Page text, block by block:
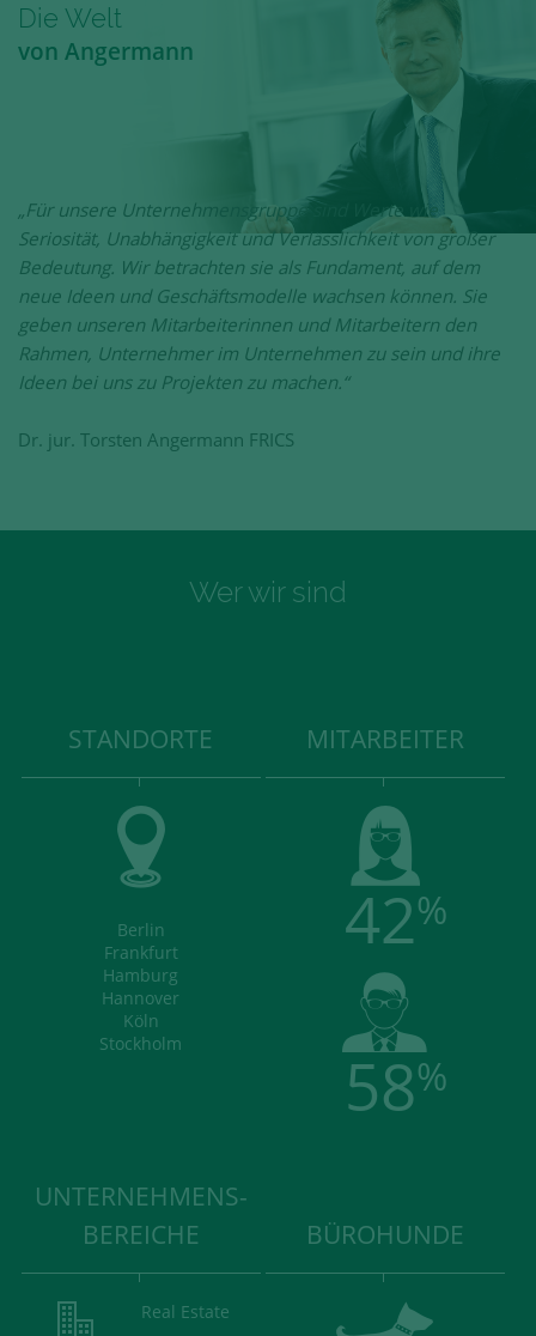
Die Welt
von Angermann
„Für unsere Unternehmensgruppe sind Werte wie
Seriosität, Unabhängigkeit und Verlässlichkeit von großer
Bedeutung. Wir betrachten sie als Fundament, auf dem
neue Ideen und Geschäftsmodelle wachsen können. Sie
geben unseren Mitarbeiterinnen und Mitarbeitern den
Rahmen, Unternehmer im Unternehmen zu sein und ihre
Ideen bei uns zu Projekten zu machen.“
Dr. jur. Torsten Angermann FRICS
Wer wir sind
STANDORTE
Berlin
Frankfurt
Hamburg
Hannover
Köln
Stockholm
MITARBEITER
42%
58%
UNTERNEHMENS-
BEREICHE
Real Estate
BÜROHUNDE